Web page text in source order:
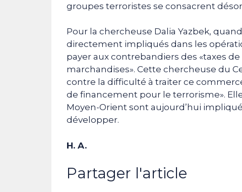
groupes terroristes se consacrent
Pour la chercheuse Dalia Yazbek,
directement impliqués dans les
payer aux contrebandiers des «taxes
marchandises». Cette chercheuse du
contre la difficulté à traiter ce
de financement pour le terrorisme».
Moyen-Orient sont aujourd’hui
développer.
H. A.
Partager l'article